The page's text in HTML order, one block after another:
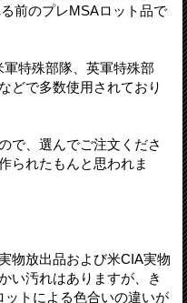
前のプレMSAロット品で
特殊部隊、英軍特殊部
どで多数使用されており
で、選んでご注文くださ
られたもんと思われま
物放出品および米CIA実物
い汚れはありますが、き
トによる色合いの違いが